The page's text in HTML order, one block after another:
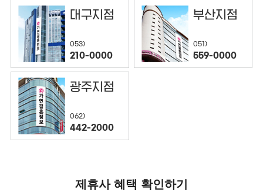
대구지점
053)
210-0000
부산지점
051)
559-0000
광주지점
062)
442-2000
제휴사 혜택 확인하기